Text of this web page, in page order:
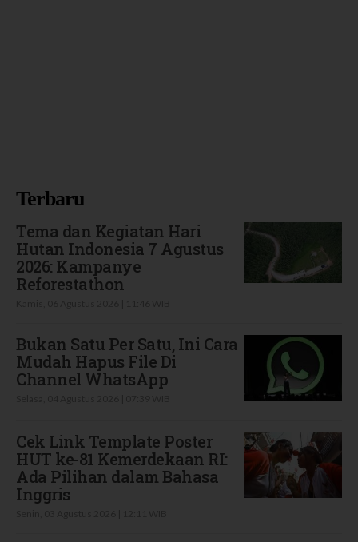
Terbaru
Tema dan Kegiatan Hari
Hutan Indonesia 7 Agustus
2026: Kampanye
Reforestathon
Bukan Satu Per Satu, Ini Cara
Mudah Hapus File Di
Channel WhatsApp
Cek Link Template Poster
HUT ke-81 Kemerdekaan RI:
Ada Pilihan dalam Bahasa
Inggris